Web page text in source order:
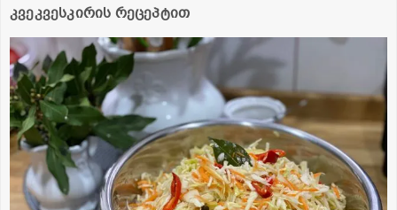
კვეკვესკირის რეცეპტით